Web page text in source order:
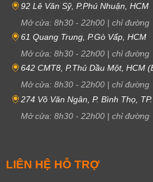
92 Lê Văn Sỹ, P.Phú Nhuận, HCM
Mở cửa: 8h30 - 22h00 | chỉ đường
61 Quang Trung, P.Gò Vấp, HCM
Mở cửa: 8h30 - 22h00 | chỉ đường
642 CMT8, P.Thủ Dầu Một, HCM
Mở cửa: 8h30 - 22h00 | chỉ đường
274 Võ Văn Ngân, P. Bình Thọ,
Mở cửa: 8h30 - 22h00 | chỉ đường
LIÊN HỆ HỖ TRỢ